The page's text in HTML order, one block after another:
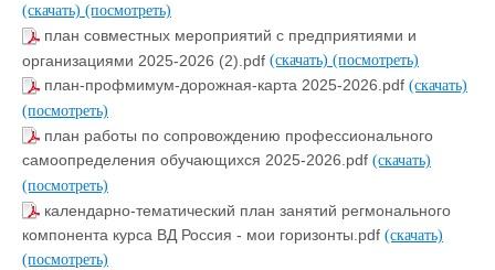
(скачать) (посмотреть)
план совместных мероприятий с предприятиями и
организациями 2025-2026 (2).pdf (скачать) (посмотреть)
план-профмимум-дорожная-карта 2025-2026.pdf (скачать)
(посмотреть)
план работы по сопровождению профессионального
самоопределения обучающихся 2025-2026.pdf (скачать)
(посмотреть)
календарно-тематический план занятий регмонального
компонента курса ВД Россия - мои горизонты.pdf (скачать)
(посмотреть)